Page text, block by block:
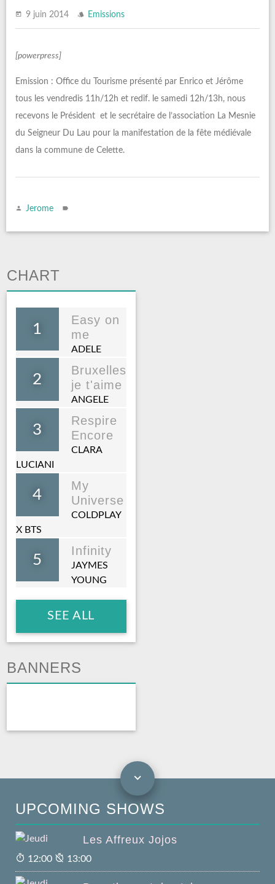
9 juin 2014 Emissions
[powerpress]
Emission : Office du Tourisme présenté par Enrico et Jérôme
tous les vendredis 11h/12h et redif. le samedi 12h/13h, nous
recevons le Président et le secrétaire de l’association La Mesnie
du Seigneur Du Lau pour la manifestation de la fête médiévale
dans la commune de Celette.
Jerome
CHART
1
Easy on
me
ADELE
2
Bruxelles
je t'aime
ANGELE
3
Respire
Encore
CLARA
LUCIANI
4
My
Universe
COLDPLAY
X BTS
5
Infinity
JAYMES
YOUNG
SEE ALL
BANNERS
UPCOMING SHOWS
Les Affreux Jojos
12:00 13:00